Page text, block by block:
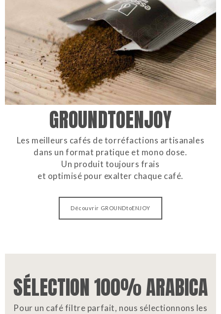
GROUNDTOENJOY
Les meilleurs cafés de torréfactions artisanales
dans un format pratique et mono dose.
Un produit toujours frais
et optimisé pour exalter chaque café.
Découvrir GROUNDtoENJOY
SÉLECTION 100% ARABICA
Pour un café filtre parfait, nous sélectionnons les